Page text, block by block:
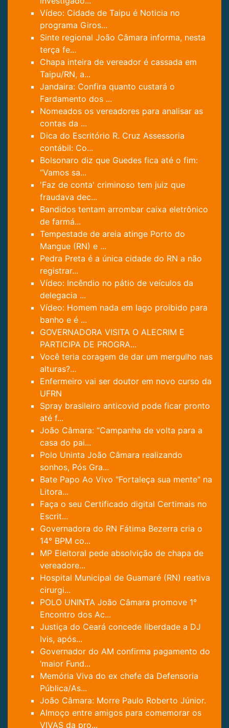
Vídeo: Cidade de Taipu é Noticia no
programa Giros...
Sinte regional João Câmara informa, nesta
terça fe...
Chapa inteira de vereador é cassada em
Taipu/RN, a...
Jandaira: Confira quanto custará o
Fardamento dos ...
Nomeados os vereadores para analisar as
contas da ...
Dica do Escritório R. Cruz Assessoria
contábil: Co...
Bolsonaro diz que Guedes fica até o fim:
“Vamos sa...
'Faz de conta' criminoso tem juiz que
fraudava dec...
Bandidos tentam arrombar caixa eletrônico
de farmá...
Tempestade de areia atinge Porto do
Mangue (RN) e ...
Pedra Preta é a única cidade do RN a não
registrar...
Vídeo: Incêndio no pátio de veículos da
delegacia ...
Vídeo: Homem nada em lago proibido para
banho e é ...
GOVERNADORA VISITA O ALECRIM E
PARTICIPA DE PROGRA...
Você teria coragem de dar um mergulho nas
alturas?...
Enfermeiro vai ser doutor em novo curso da
UFRN
Spray brasileiro anticovid pode ficar pronto
até f...
João Câmara: “Campanha de volta para a
casa do pai...
Polo Uninta João Câmara realizando
sonhos, Pós Gra...
Bate Papo Ao Vivo "Fortaleça sua mente" na
Litora...
Faça o seu Certificado digital Certimais no
Escrit...
Governadora do RN Fátima Bezerra cria o
14° BPM co...
MP Eleitoral pede absolvição de chapa de
vereadore...
Hospital Municipal de Guamaré (RN) reativa
cirurgi...
POLO UNINTA João Câmara promove 1°
Encontro dos Ac...
Justiça do Ceará concede liberdade a DJ
Ivis, após...
Governador do AM confirma pagamento do
‘maior Fund...
Memória Viva do ex chefe da Defensoria
Pública/As...
João Câmara: Morre Paulo Roberto Júnior.
Almoço entre amigos para comemorar os
VIVAS da pro...